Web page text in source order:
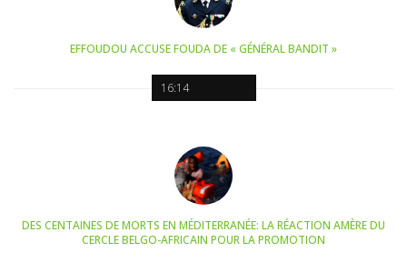
16:14
EFFOUDOU ACCUSE FOUDA DE « GÉNÉRAL BANDIT »
DES CENTAINES DE MORTS EN MÉDITERRANÉE: LA RÉACTION AMÈRE DU
CERCLE BELGO-AFRICAIN POUR LA PROMOTION